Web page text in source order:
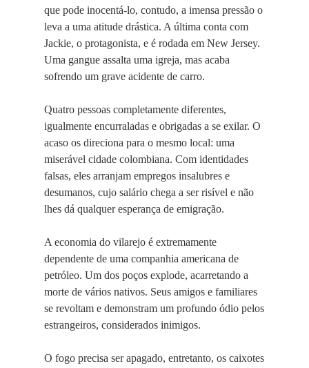
que pode inocentá-lo, contudo, a imensa pressão o
leva a uma atitude drástica. A última conta com
Jackie, o protagonista, e é rodada em New Jersey.
Uma gangue assalta uma igreja, mas acaba
sofrendo um grave acidente de carro.
Quatro pessoas completamente diferentes,
igualmente encurraladas e obrigadas a se exilar. O
acaso os direciona para o mesmo local: uma
miserável cidade colombiana. Com identidades
falsas, eles arranjam empregos insalubres e
desumanos, cujo salário chega a ser risível e não
lhes dá qualquer esperança de emigração.
A economia do vilarejo é extremamente
dependente de uma companhia americana de
petróleo. Um dos poços explode, acarretando a
morte de vários nativos. Seus amigos e familiares
se revoltam e demonstram um profundo ódio pelos
estrangeiros, considerados inimigos.
O fogo precisa ser apagado, entretanto, os caixotes